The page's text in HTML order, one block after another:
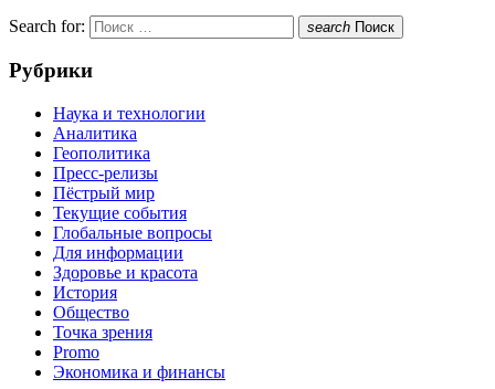
Search for: search Поиск
Рубрики
Наука и технологии
Аналитика
Геополитика
Пресс-релизы
Пёстрый мир
Текущие события
Глобальные вопросы
Для информации
Здоровье и красота
История
Общество
Точка зрения
Promo
Экономика и финансы